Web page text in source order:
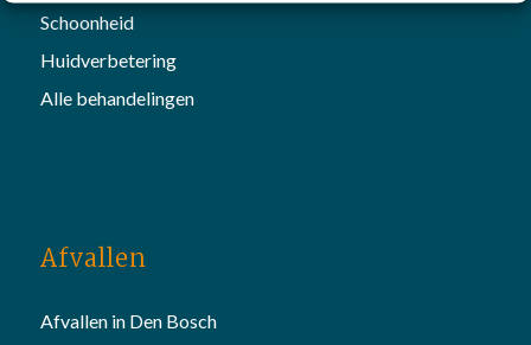
Schoonheid
Huidverbetering
Alle behandelingen
Afvallen
Afvallen in Den Bosch